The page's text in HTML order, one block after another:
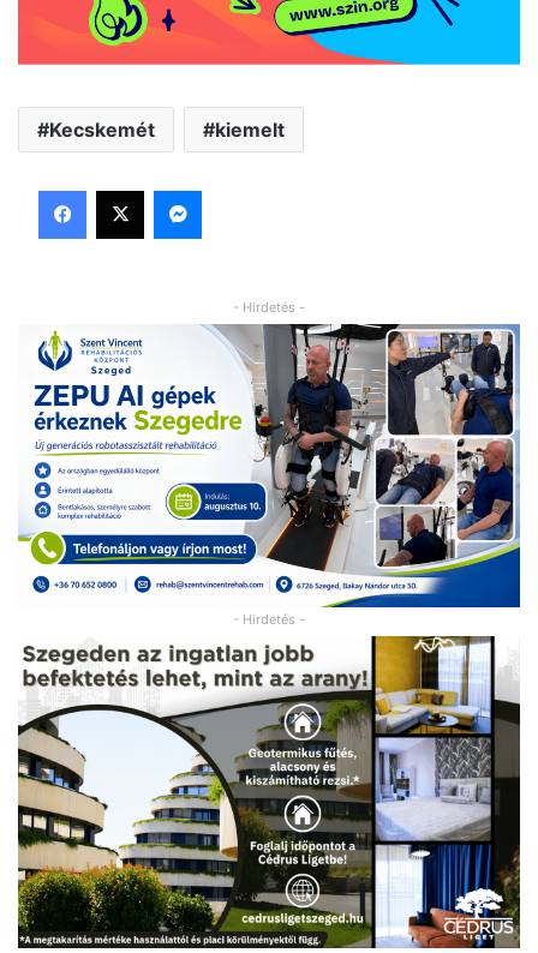
Kecskemét kiemelt
Facebook
X Messenger
- Hirdetés -
- Hirdetés -